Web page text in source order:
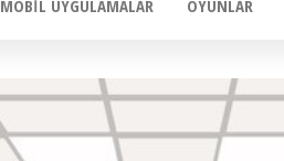
MOBIL UYGULAMALAR OYUNLAR